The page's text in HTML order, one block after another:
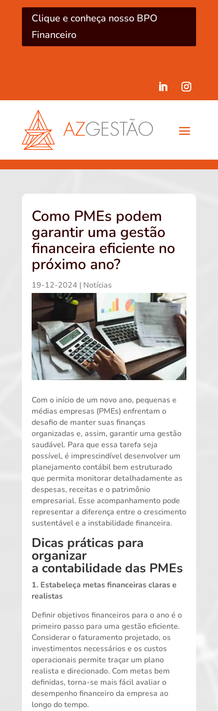
Clique e conheça nosso BPO
Financeiro
Como PMEs podem
garantir uma gestão
financeira eficiente no
próximo ano?
19-12-2024 | Notícias
Com o início de um novo ano, pequenas e
médias empresas (PMEs) enfrentam o
desafio de manter suas finanças
organizadas e, assim, garantir uma gestão
saudável. Para que essa tarefa seja
possível, é imprescindível desenvolver um
planejamento contábil bem estruturado
que permita monitorar detalhadamente as
despesas, receitas e o patrimônio
empresarial. Esse acompanhamento pode
representar a diferença entre o crescimento
sustentável e a instabilidade financeira.
Dicas práticas para
organizar
a contabilidadedas PMEs
1. Estabeleça metas financeiras claras e
realistas
Definir objetivos financeiros para o ano é o
primeiro passo para uma gestão eficiente.
Considerar o faturamento projetado, os
investimentos necessários e os custos
operacionais permite traçar um plano
realista e direcionado. Com metas bem
definidas, torna-se mais fácil avaliar o
desempenho financeiro da empresa ao
longo do tempo.